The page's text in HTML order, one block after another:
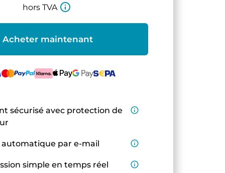
hors TVA info_outline
Acheter maintenant
sécurisé avec protection de
info_outline
automatique par e-mail info_outline
simple en temps réel info_outline